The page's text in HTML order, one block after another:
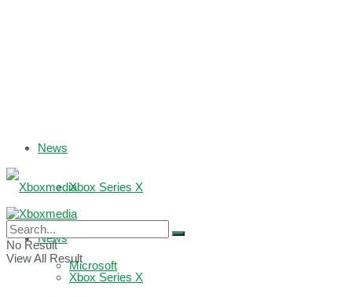
News
Xbox Series X
Microsoft
News
Xbox Series X
No Result
View All Result